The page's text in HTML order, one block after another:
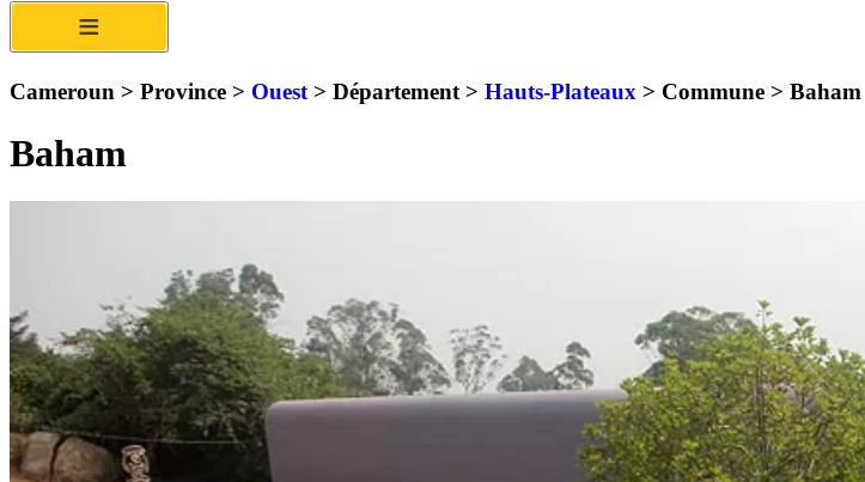
≡
Cameroun > Province > Ouest> Département > Hauts-Plateaux > Commune > Baham
Baham